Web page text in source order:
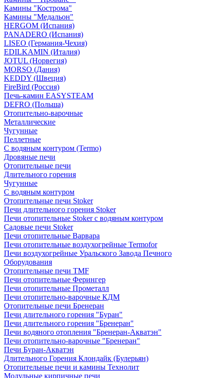
Камины "Кострома"
Камины "Медальон"
HERGOM (Испания)
PANADERO (Испания)
LISEO (Германия-Чехия)
EDILKAMIN (Италия)
JOTUL (Норвегия)
MORSO (Дания)
KEDDY (Швеция)
FireBird (Россия)
Печь-камин EASYSTEAM
DEFRO (Польша)
Отопительно-варочные
Металлические
Чугунные
Пеллетные
С водяным контуром (Termo)
Дровяные печи
Отопительные печи
Длительного горения
Чугунные
C водяным контуром
Отопительные печи Stoker
Печи длительного горения Stoker
Печи отопительные Stoker с водяным контуром
Садовые печи Stoker
Печи отопительные Варвара
Печи отопительные воздухогрейные Termofor
Печи воздухогрейные Уральского Завода Печного
Оборудования
Отопительные печи TMF
Печи отопительные Ферингер
Печи отопительные Прометалл
Печи отопительно-варочные КДМ
Отопительные печи Бренеран
Печи длительного горения "Буран"
Печи длительного горения "Бренеран"
Печи водяного отопления "Бренеран-Акватэн"
Печи отопительно-варочные "Бренеран"
Печи Буран-Акватэн
Длительного Горения Клондайк (Булерьян)
Отопительные печи и камины Технолит
Модульные кирпичные печи